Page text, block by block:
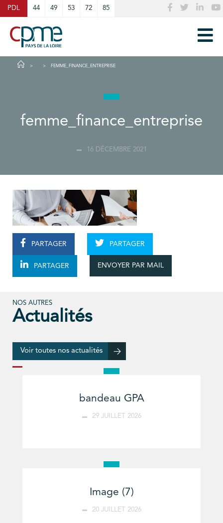
PDL 44 49 53 72 85
FEMME_FINANCE_ENTREPRISE
femme_finance_entreprise
16 DÉCEMBRE 2021
PARTAGER PARTAGER
PARTAGER ENVOYER PAR MAIL
NOS AUTRES
Actualités
Voir toutes nos actualités
bandeau GPA
29 JUILLET 2026
Image (7)
20 JUILLET 2026
Cookies management panel